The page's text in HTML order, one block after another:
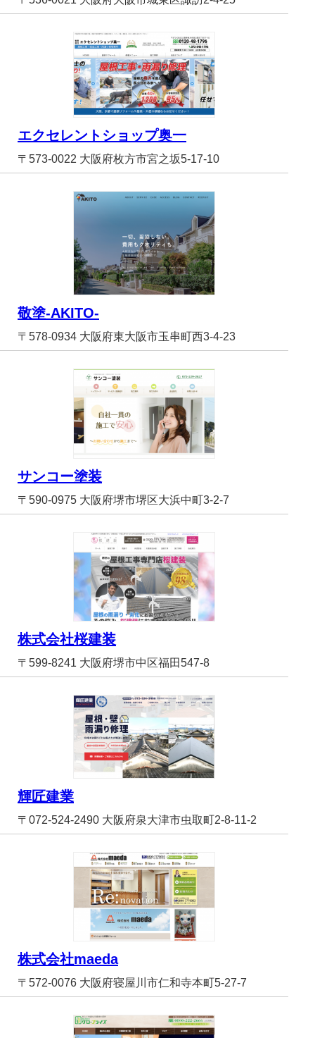
エクセレントショップ奥一
〒573-0022 大阪府枚方市宮之坂5-17-10
敬塗-AKITO-
〒578-0934 大阪府東大阪市玉串町西3-4-23
サンコー塗装
〒590-0975 大阪府堺市堺区大浜中町3-2-7
株式会社桜建装
〒599-8241 大阪府堺市中区福田547-8
輝匠建業
〒072-524-2490 大阪府泉大津市虫取町2-8-11-2
株式会社maeda
〒572-0076 大阪府寝屋川市仁和寺本町5-27-7